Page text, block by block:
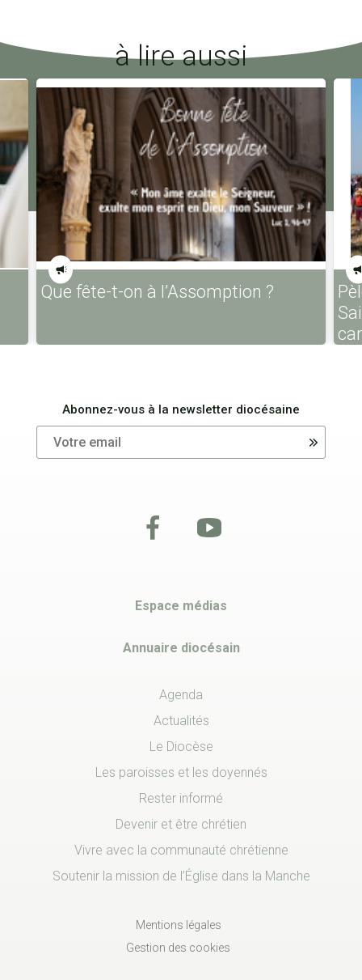
à lire aussi
Que fête-t-on à l’Assomption ?
Abonnez-vous à la newsletter diocésaine
Espace médias
Annuaire diocésain
Agenda
Actualités
Le Diocèse
Les paroisses et les doyennés
Rester informé
Devenir et être chrétien
Vivre avec la communauté chrétienne
Soutenir la mission de l’Église dans la Manche
Mentions légales
Gestion des cookies